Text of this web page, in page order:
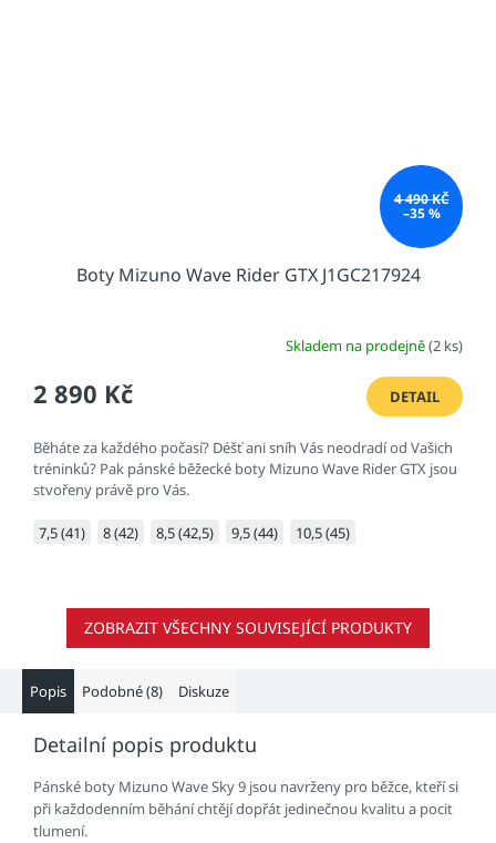
4 490 KČ
–35 %
Boty Mizuno Wave Rider GTX J1GC217924
Skladem na prodejně(2 ks)
2 890 Kč DETAIL
Běháte za každého počasí? Déšť ani sníh Vás neodradí od Vašich
tréninků? Pak pánské běžecké boty Mizuno Wave Rider GTX jsou
stvořeny právě pro Vás.
7,5 (41) 8 (42) 8,5 (42,5) 9,5 (44) 10,5 (45)
ZOBRAZIT VŠECHNY SOUVISEJÍCÍ PRODUKTY
Popis Podobné (8) Diskuze
Detailní popis produktu
Pánské boty Mizuno Wave Sky 9 jsou navrženy pro běžce, kteří si
při každodenním běhání chtějí dopřát jedinečnou kvalitu a pocit
tlumení.